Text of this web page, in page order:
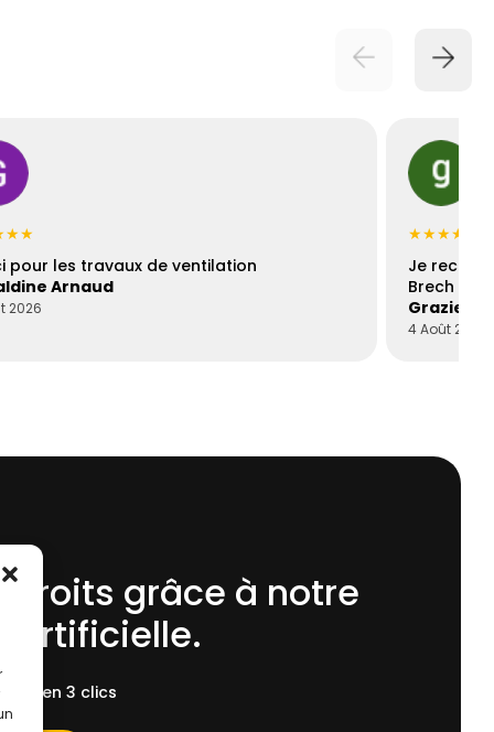
pour les travaux de ventilation
Arnaud
2026
★★★★★
Je
Brech est
Graziella
4 Août 2026
droits grâce à notre
Artificielle.
en 3 clics